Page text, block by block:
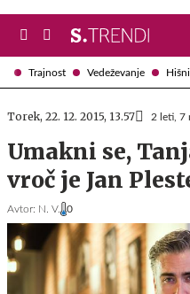
Trajnost Vedeževanje
Torek, 22. 12. 2015, 13.57 2 leti, 7
Umakni se,
vroč je Jan
Avtor: N. V. 0